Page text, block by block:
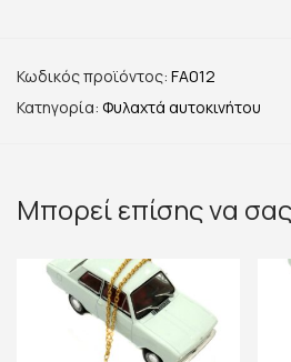
Κωδικός προϊόντος: FA012
Κατηγορία: Φυλαχτά αυτοκινήτου
Μπορεί επίσης να